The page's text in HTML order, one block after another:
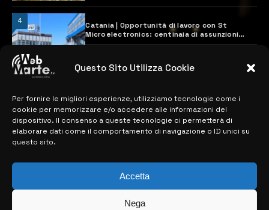
Questo Sito Utilizza Cookie
Per fornire le migliori esperienze, utilizziamo tecnologie come i
cookie per memorizzare e/o accedere alle informazioni del
dispositivo. Il consenso a queste tecnologie ci permetterà di
elaborare dati come il comportamento di navigazione o ID unici su
questo sito.
Accetta
Nega
4
Catania | Opportunità di lavoro con St
Microelectronics: centinaia di assunzioni
previste
MAPPA DEL SITO
> NOTIZIE